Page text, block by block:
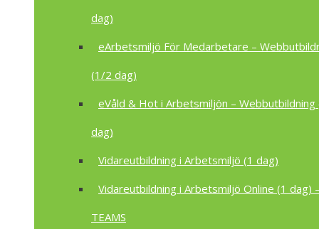
dag)
eArbetsmiljö För Medarbetare –
(1/2 dag)
eVåld & Hot i Arbetsmiljön – Webbutbildning
dag)
Vidareutbildning i Arbetsmiljö (1 dag)
Vidareutbildning i Arbetsmiljö Online (1 dag)
TEAMS